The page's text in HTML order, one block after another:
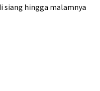
siang hingga malamnya